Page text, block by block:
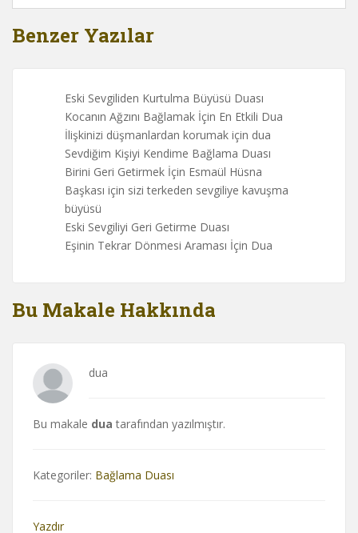
Benzer Yazılar
Eski Sevgiliden Kurtulma Büyüsü Duası
Kocanın Ağzını Bağlamak İçin En Etkili Dua
İlişkinizi düşmanlardan korumak için dua
Sevdiğim Kişiyi Kendime Bağlama Duası
Birini Geri Getirmek İçin Esmaül Hüsna
Başkası için sizi terkeden sevgiliye kavuşma
büyüsü
Eski Sevgiliyi Geri Getirme Duası
Eşinin Tekrar Dönmesi Araması İçin Dua
Bu Makale Hakkında
dua
Bu makale dua tarafından yazılmıştır.
Kategoriler: Bağlama Duası
Yazdır